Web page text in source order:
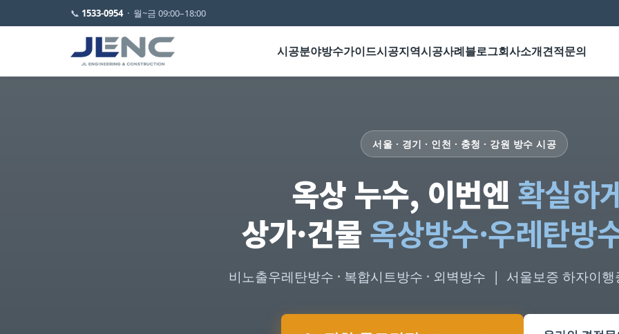
📞 1533-0954· 월~금 09:00–18:00
시공분야방수가이드시공지역시공사례블로그회사소개견적문의
서울 · 경기 · 인천 · 충청 · 강원 방수 시공
옥상 누수, 이번엔 확실하
상가·건물옥상방수·우레탄방
비노출우레탄방수 · 복합시트방수 · 외벽방수 | 서울보증 하자이